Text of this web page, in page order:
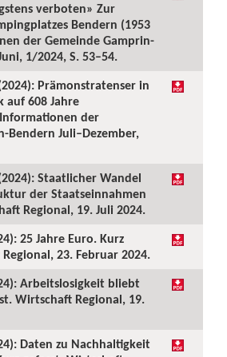
verboten» Zur
Bendern (1953
der Gemeinde Gamprin-
1/2024, S. 53–54.
Prämonstratenser in
auf 608 Jahre
der
Bendern Juli–Dezember,
Staatlicher Wandel
der Staatseinnahmen
Regional, 19. Juli 2024.
25 Jahre Euro. Kurz
23. Februar 2024.
Arbeitslosigkeit bliebt
Wirtschaft Regional, 19.
Daten zu Nachhaltigkeit